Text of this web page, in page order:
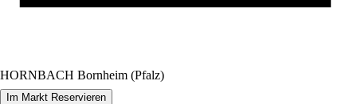
HORNBACH Bornheim (Pfalz)
Im Markt Reservieren